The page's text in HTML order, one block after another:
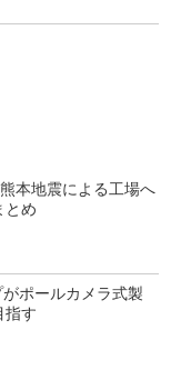
本地震による工場へ
とめ
ポールカメラ式製
す